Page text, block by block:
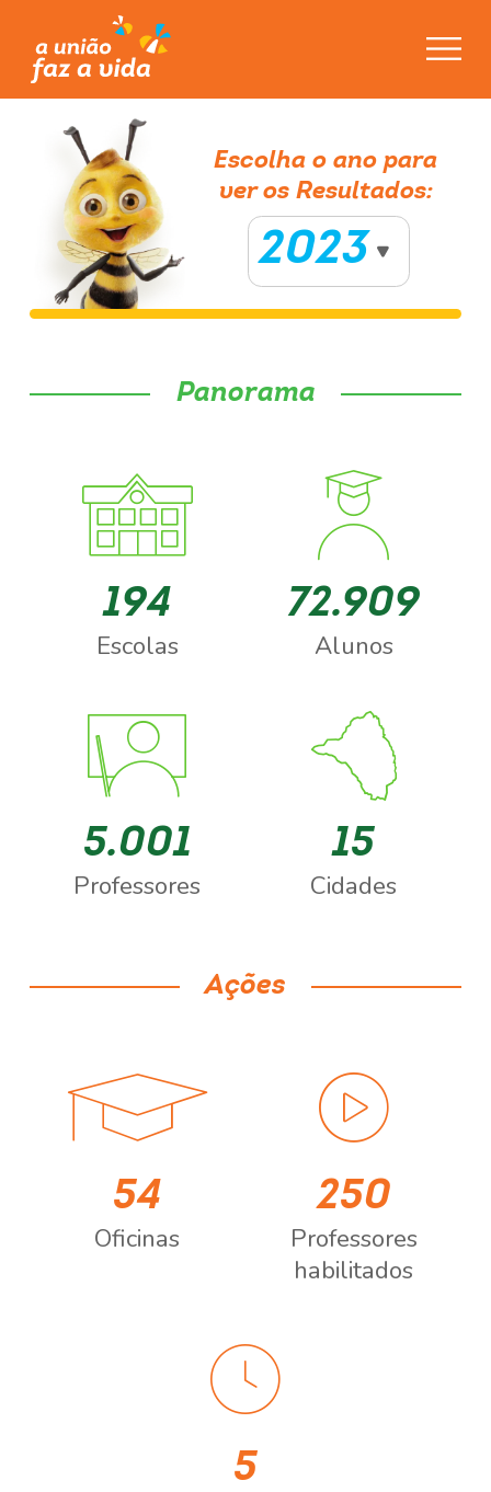
Escolha o ano para
ver os Resultados:
2023
2023
2022
2021
Panorama
194
Escolas
72.909
Alunos
5.001
Professores
15
Cidades
Ações
54
Oficinas
250
Professores
habilitados
5